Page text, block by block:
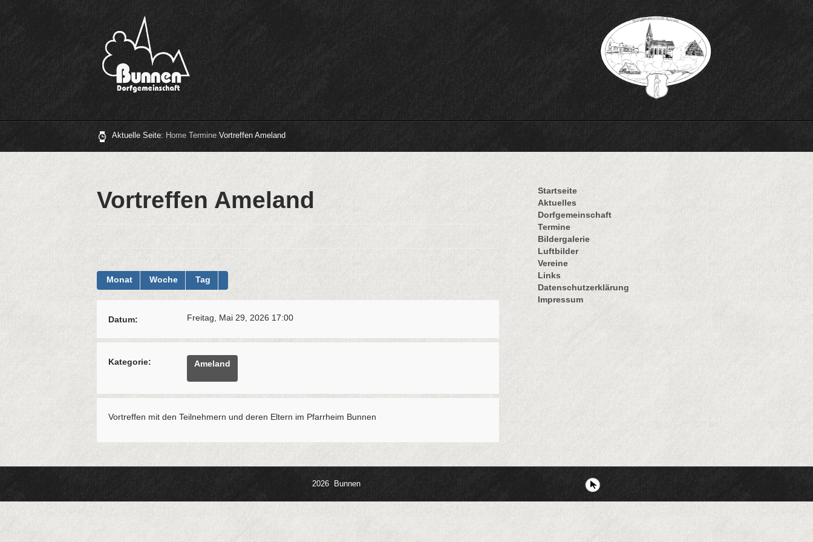
Aktuelle Seite: Home Termine Vortreffen Ameland
Vortreffen Ameland
Monat Woche Tag
Datum: Freitag, Mai 29, 2026 17:00
Kategorie: Ameland
Vortreffen mit den Teilnehmern und deren Eltern im Pfarrheim Bunnen
Startseite
Aktuelles
Dorfgemeinschaft
Termine
Bildergalerie
Luftbilder
Vereine
Links
Datenschutzerklärung
Impressum
2026 Bunnen